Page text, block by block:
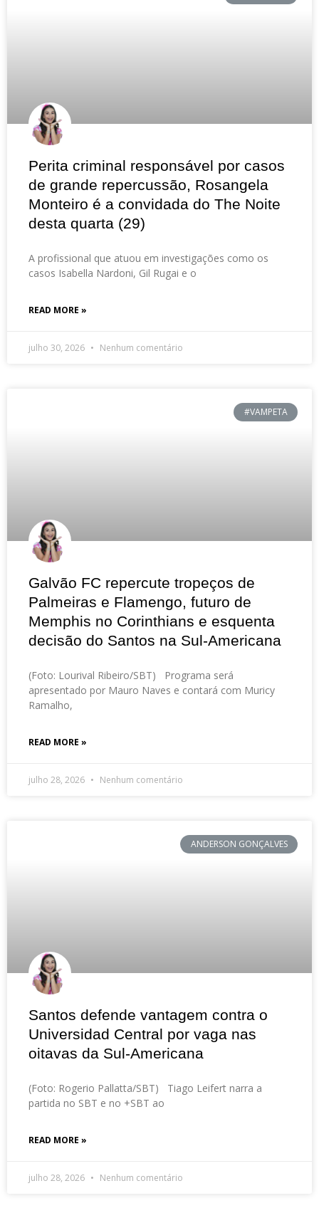
Perita criminal responsável por casos
de grande repercussão, Rosangela
Monteiro é a convidada do The Noite
desta quarta (29)
A profissional que atuou em investigações como os
casos Isabella Nardoni, Gil Rugai e o
READ MORE »
julho 30, 2026 Nenhum comentário
#VAMPETA
Galvão FC repercute tropeços de
Palmeiras e Flamengo, futuro de
Memphis no Corinthians e esquenta
decisão do Santos na Sul-Americana
(Foto: Lourival Ribeiro/SBT) Programa será
apresentado por Mauro Naves e contará com Muricy
Ramalho,
READ MORE »
julho 28, 2026 Nenhum comentário
ANDERSON GONÇALVES
Santos defende vantagem contra o
Universidad Central por vaga nas
oitavas da Sul-Americana
(Foto: Rogerio Pallatta/SBT) Tiago Leifert narra a
partida no SBT e no +SBT ao
READ MORE »
julho 28, 2026 Nenhum comentário